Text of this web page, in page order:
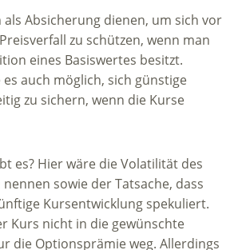
Absicherung dienen, um sich vor
zu schützen, wenn man
eines Basiswertes besitzt.
auch möglich, sich günstige
zu sichern, wenn die Kurse
es? Hier wäre die Volatilität des
sowie der Tatsache, dass
Kursentwicklung spekuliert.
Kurs nicht in die gewünschte
die Optionsprämie weg. Allerdings